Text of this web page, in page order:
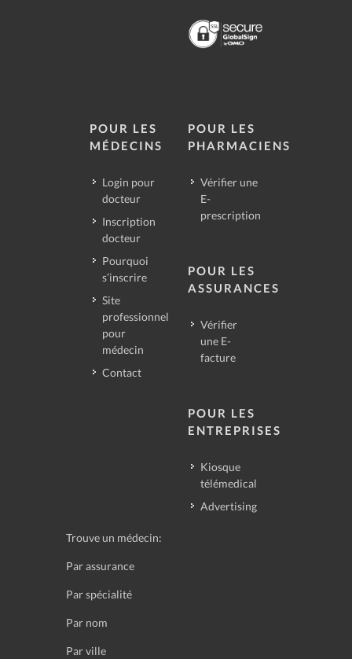
POUR LES
MÉDECINS
Login pour
docteur
Inscription
docteur
Pourquoi
s’inscrire
Site
professionnel
pour
médecin
Contact
POUR LES
PHARMACIENS
Vérifier une
E-
prescription
POUR LES
ASSURANCES
Vérifier
une E-
facture
POUR LES
ENTREPRISES
Kiosque
télémedical
Advertising
Trouve un médecin:
Par assurance
Par spécialité
Par nom
Par ville